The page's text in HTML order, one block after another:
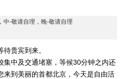
中-敬请自理，晚-敬请自理
贵宾到来。
集中及交通堵塞，等候30分钟之内还
来到美丽的首都北京，今天是自由活